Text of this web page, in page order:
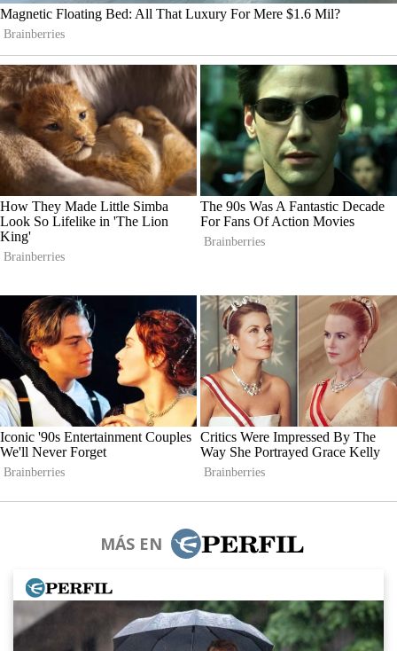
MÁS EN